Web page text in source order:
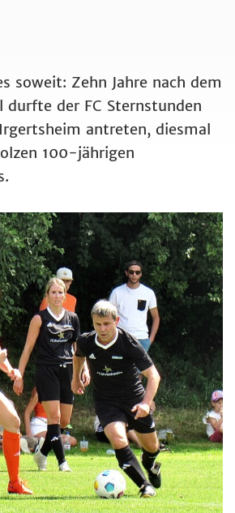
soweit: Zehn Jahre nach dem
durfte der FC Sternstunden
antreten, diesmal
100-jährigen